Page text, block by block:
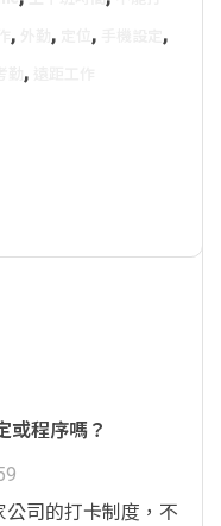
, , , ,
,
或程序嗎？
司的打卡制度，不